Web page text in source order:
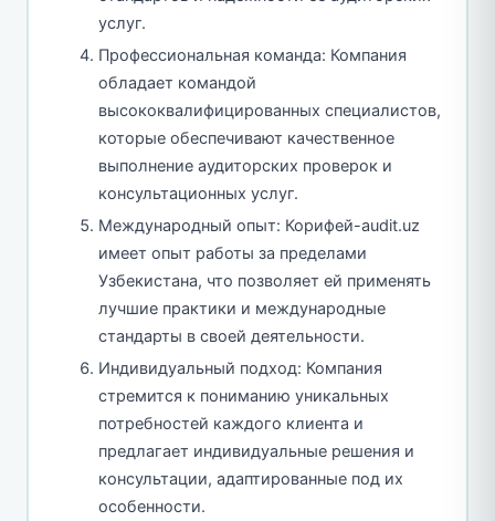
услуг.
Профессиональная команда: Компания
обладает командой
высококвалифицированных специалистов,
которые обеспечивают качественное
выполнение аудиторских проверок и
консультационных услуг.
Международный опыт: Корифей-audit.uz
имеет опыт работы за пределами
Узбекистана, что позволяет ей применять
лучшие практики и международные
стандарты в своей деятельности.
Индивидуальный подход: Компания
стремится к пониманию уникальных
потребностей каждого клиента и
предлагает индивидуальные решения и
консультации, адаптированные под их
особенности.